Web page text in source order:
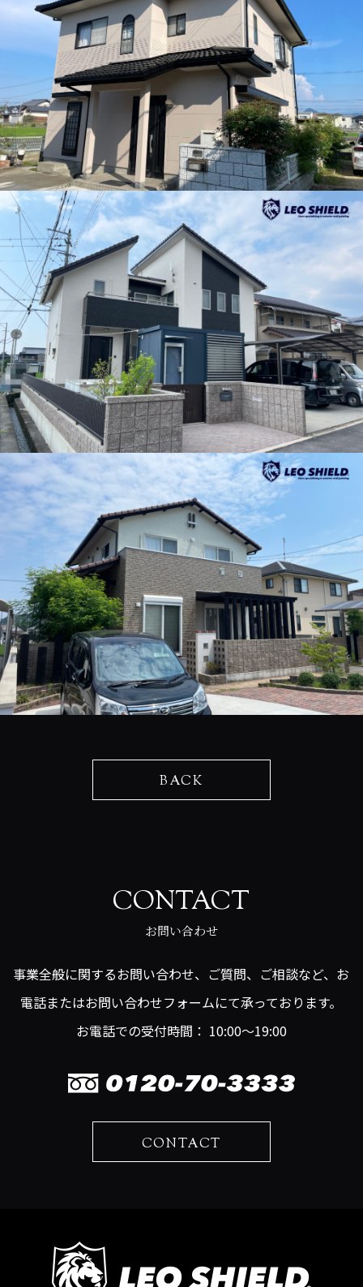
BACK
CONTACT
お問い合わせ
事業全般に関するお問い合わせ、ご質問、ご相談など、お
電話またはお問い合わせフォームにて承っております。
お電話での受付時間： 10:00～19:00
CONTACT